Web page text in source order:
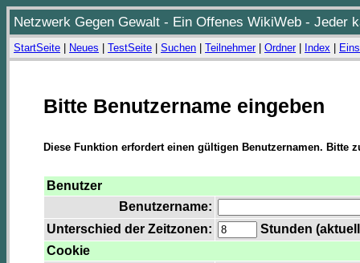
Netzwerk Gegen Gewalt - Ein Offenes WikiWeb - Jeder
StartSeite Neues TestSeite Suchen Teilnehmer| Ordner| Index
Bitte Benutzername eingeben
Diese Funktion erfordert einen gültigen Benutzernamen. Bitte
Benutzer
Benutzername:
Unterschied der Zeitzonen:
Stunden
Cookie